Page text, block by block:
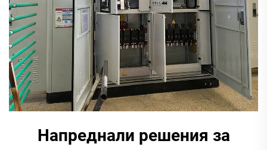
Напреднали решения за